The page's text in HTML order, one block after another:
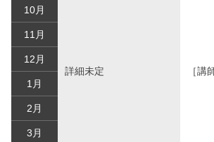
10月
詳細未定 ［講
11月
12月
1月
2月
3月